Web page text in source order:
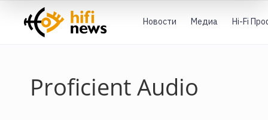
Новости Медиа Hi-Fi
Proficient Audio